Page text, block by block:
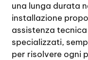
una lunga durata
installazione
assistenza
specializzati,
per risolvere ogni